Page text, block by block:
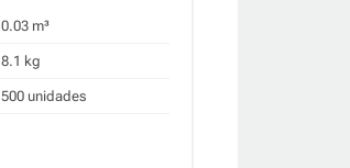
0.03 m³
8.1 kg
500 unidades